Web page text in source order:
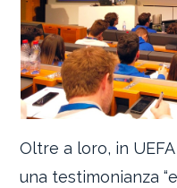
Oltre a loro, in
una testimonianza